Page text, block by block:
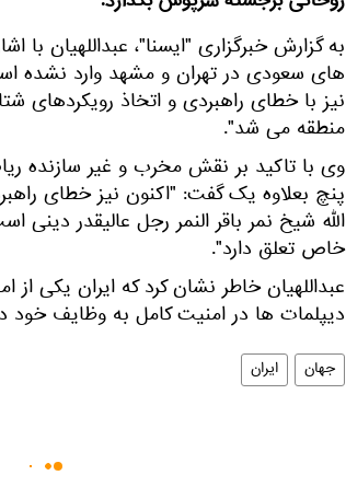
به گزارش خبرگزاری "ایسنا"، عبداللهیان
های سعودی در تهران و مشهد وارد نشده
نیز با خطای راهبردی و اتخاذ رویکردهای
منطقه می شد".
وی با تاکید بر نقش مخرب و غیر سازنده
پنچ بعلاوه یک گفت: "اکنون نیز خطای
الله شیخ نمر باقر النمر رجل عالیقدر
خاص تعلق دارد".
عبداللهیان خاطر نشان کرد که ایران یکی
دیپلمات ها در امنیت کامل به وظایف خود
جهان ایران